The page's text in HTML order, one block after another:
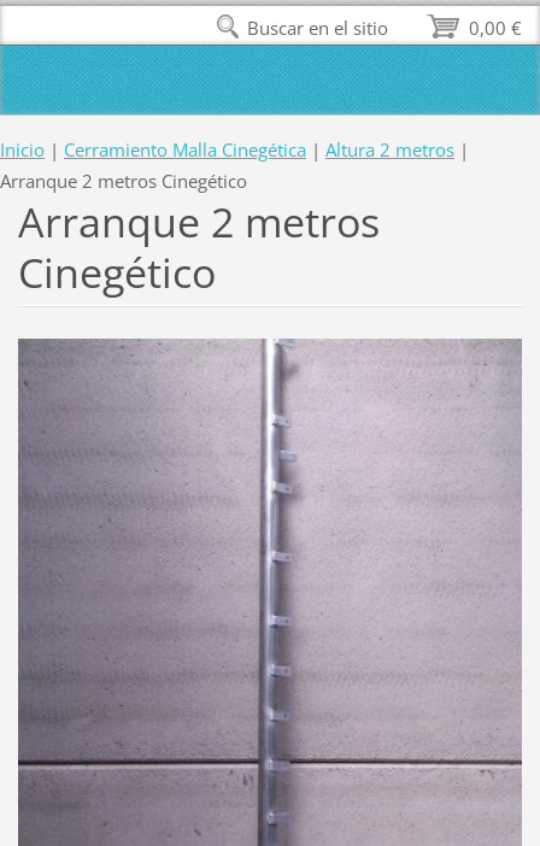
Inicio | Cerramiento Malla Cinegética | Altura 2 metros |
Arranque 2 metros Cinegético
Arranque 2 metros
Cinegético
0,00 €
Buscar en el sitio